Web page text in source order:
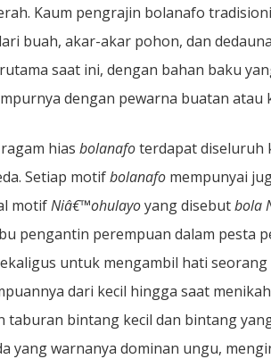
Kaum pengrajin bolanafo
buah, akar-akar pohon, dan
saat ini, dengan bahan baku
dengan pewarna buatan atau
hias bolanafoterdapat diseluruh
Setiap motifbolanafo mempunyai
motifNiâ€™ohulayoyang disebutbola
pengantin perempuan dalam pesta
untuk mengambil hati seorang
dari kecil hingga saat
taburan bintang kecil dan bintang
yang warnanya dominan ungu,